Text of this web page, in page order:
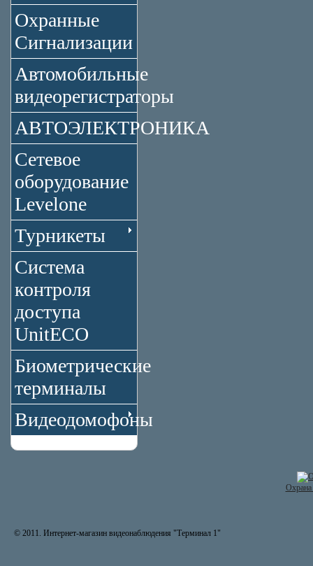
Охранные
Сигнализации
Автомобильные
видеорегистраторы
АВТОЭЛЕКТРОНИКА
Сетевое
оборудование
Levelone
Турникеты
Система
контроля
доступа
UnitECO
Биометрические
терминалы
Видеодомофоны
© 2011. Интернет-магазин видеонаблюдения "Терминал 1"